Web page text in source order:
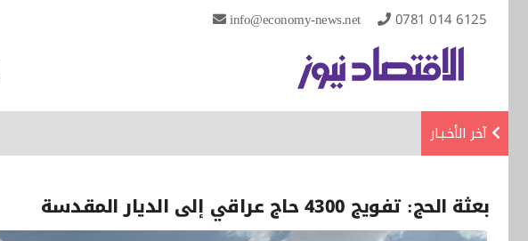
info@economy-news.net 0781 014 6125
آخر الأخـبـار
بعثة الحج: تفويج 4300 حاج عراقي إلى الديار المقدسة